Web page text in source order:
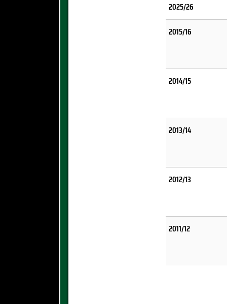
2025/26
2015/16
2014/15
2013/14
2012/13
2011/12